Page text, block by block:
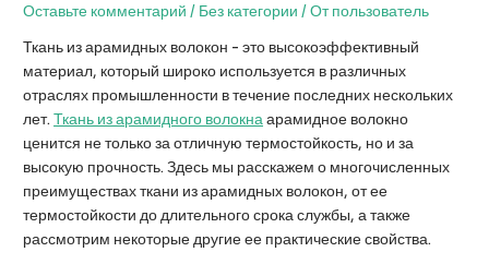
Оставьте комментарий / Без категории / Отпользователь
Ткань из арамидных волокон - это высокоэффективный
материал, который широко используется в различных
отраслях промышленности в течение последних нескольких
лет.Ткань из арамидного волокнаарамидное волокно
ценится не только за отличную термостойкость, но и за
высокую прочность. Здесь мы расскажем о многочисленных
преимуществах ткани из арамидных волокон, от ее
термостойкости до длительного срока службы, а также
рассмотрим некоторые другие ее практические свойства.